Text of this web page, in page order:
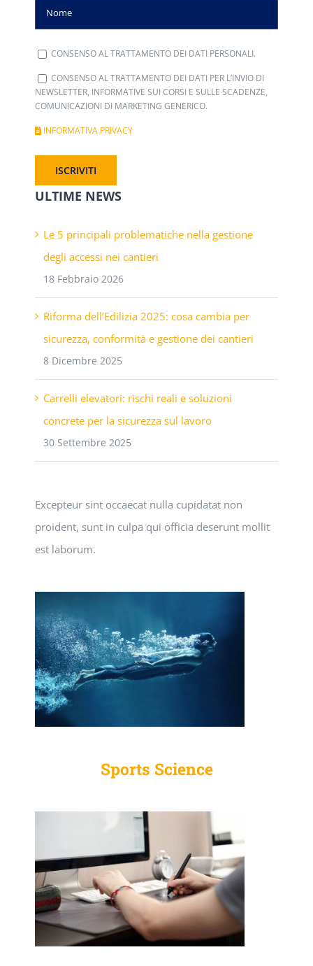
CONSENSO AL TRATTAMENTO DEI DATI PERSONALI.
CONSENSO AL TRATTAMENTO DEI DATI PER L’INVIO DI
NEWSLETTER, INFORMATIVE SUI CORSI E SULLE SCADENZE,
COMUNICAZIONI DI MARKETING GENERICO.
INFORMATIVA PRIVACY
ULTIME NEWS
Le 5 principali problematiche nella gestione
degli accessi nei cantieri
18 Febbraio 2026
Riforma dell’Edilizia 2025: cosa cambia per
sicurezza, conformità e gestione dei cantieri
8 Dicembre 2025
Carrelli elevatori: rischi reali e soluzioni
concrete per la sicurezza sul lavoro
30 Settembre 2025
Excepteur sint occaecat nulla cupidatat non
proident, sunt in culpa qui officia deserunt mollit
est laborum.
Sports Science